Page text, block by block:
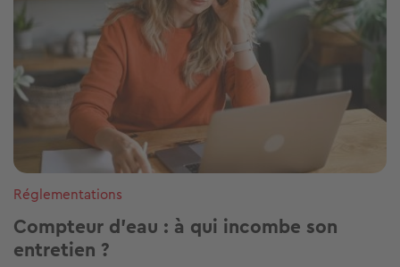
Réglementations
Compteur d’eau : à qui incombe son
entretien ?